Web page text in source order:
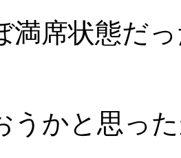
満席状態だ
うかと思っ